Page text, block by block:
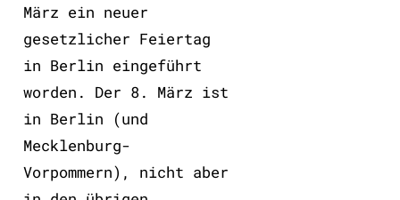
März ein neuer
gesetzlicher Feiertag
in Berlin eingeführt
worden. Der 8. März ist
in Berlin (und
Mecklenburg-
Vorpommern), nicht aber